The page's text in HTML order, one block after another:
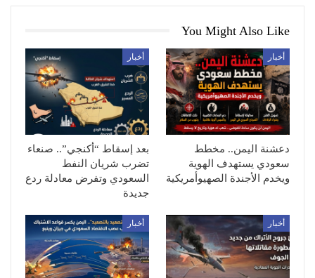
You Might Also Like
أخبار
دعشنة اليمن.. مخطط
سعودي يستهدف الهوية
ويخدم الأجندة الصهيوأمريكية
أخبار
بعد إسقاط “أكنجي”.. صنعاء
تضرب شريان النفط
السعودي وتفرض معادلة ردع
جديدة
أخبار أخبار